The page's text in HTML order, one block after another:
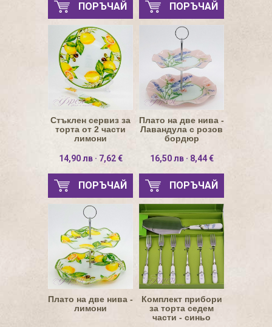
ПОРЪЧАЙ ПОРЪЧАЙ
Стъклен сервиз за
торта от 2 части
лимони
14,90 лв · 7,62 €
ПОРЪЧАЙ
Плато на две нива -
Лавандула с розов
бордюр
16,50 лв · 8,44 €
ПОРЪЧАЙ
Плато на две нива -
лимони
Комплект прибори
за торта седем
части - синьо